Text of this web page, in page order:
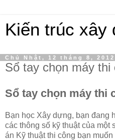
Kiến trúc xây
Chủ Nhật, 12 tháng 8, 2012
Sổ tay chọn máy thi
Sổ tay chọn máy thi
Bạn học Xây dựng, bạn đang
các thông số kỹ thuật của một
án Kỹ thuật thi công bạn